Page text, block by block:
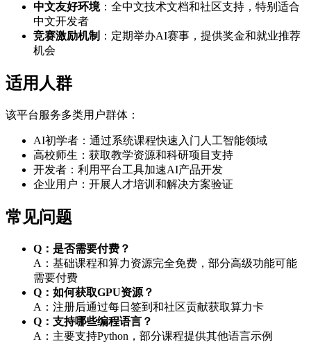
中文友好环境：全中文技术文档和社区支持，特别适合
中文开发者
竞赛激励机制 ：定期举办AI赛事，提供奖金和就业推荐
机会
适用人群
该平台服务多类用户群体：
AI初学者：通过系统课程快速入门人工智能领域
高校师生：获取教学资源和科研项目支持
开发者：利用平台工具加速AI产品开发
企业用户：开展人才培训和解决方案验证
常见问题
Q：是否需要付费？
A：基础课程和算力资源完全免费，部分高级功能可能
需要付费
Q：如何获取GPU资源？
A：注册后通过每日签到和社区贡献获取算力卡
Q：支持哪些编程语言？
A：主要支持Python，部分课程提供其他语言示例